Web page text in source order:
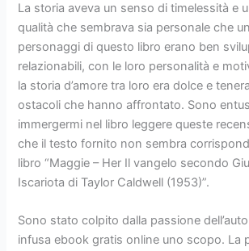
La storia aveva un senso di timelessità e
qualità che sembrava sia personale che
personaggi di questo libro erano ben
relazionabili, con le loro personalità e
la storia d’amore tra loro era dolce e
ostacoli che hanno affrontato. Sono
immergermi nel libro leggere queste
che il testo fornito non sembra
libro “Maggie – Her Il vangelo secondo
Iscariota di Taylor Caldwell (1953)”.
Sono stato colpito dalla passione
infusa ebook gratis online uno scopo. La